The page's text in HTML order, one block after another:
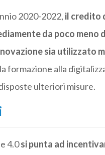
2020-2022, il credito
da poco meno
sia utilizzato
formazione alla
ulteriori misure.
4.0si punta ad